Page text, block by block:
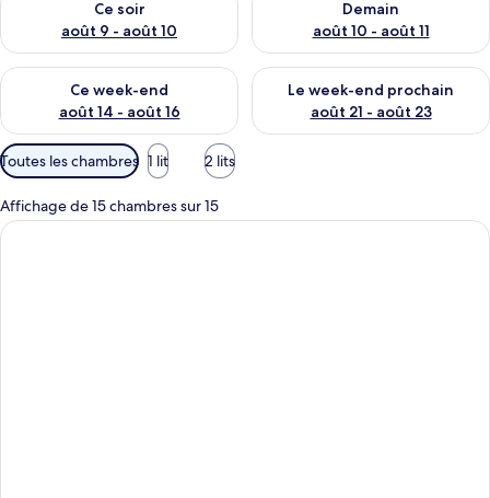
Ce soir
août 9 - août 10
Demain
août 10 - août 11
Ce week-end
août 14 - août 16
Vérifier la disponibilité pour ce week-end août 14 - août 16
Le week-end prochain
août 21 - août 23
Vérifier la disponibilité pour
Filtres
disponibles
pour
les
Toutes les chambres 1 lit 2 lits
Affichage de 15 chambres sur 15